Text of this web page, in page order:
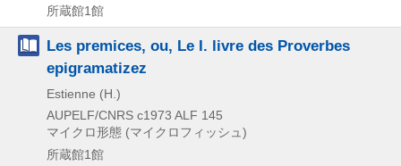
所蔵館1館
Les premices, ou, Le I. livre des Proverbes
epigramatizez
Estienne (H.)
AUPELF/CNRS c1973 ALF 145
マイクロ形態 (マイクロフィッシュ)
所蔵館1館